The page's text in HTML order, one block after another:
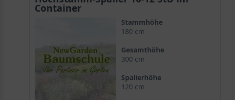
Container
Stammhöhe
180 cm
Gesamthöhe
300 cm
Spalierhöhe
120 cm